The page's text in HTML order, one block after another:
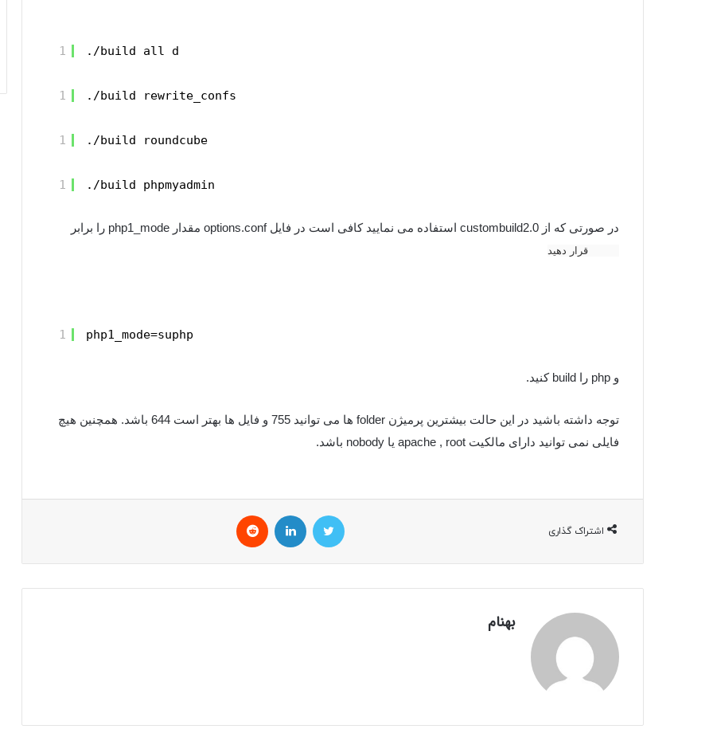
1 ./build all d
1 ./build rewrite_confs
1 ./build roundcube
1 ./build phpmyadmin
در صورتی که از custombuild2.0 استفاده می نمایید کافی است در فایل options.conf مقدار php1_mode را برابر
1 php1_mode=suphp
و php را build کنید.
توجه داشته باشید در این حالت بیشترین پرمیژن folder ها می توانید 755 و فایل ها بهتر است 644 باشد. همچنین هیچ
فایلی نمی توانید دارای مالکیت apache , root یا nobody باشد.
اشتراک گذاری
توییتر لینکداین
بهنام